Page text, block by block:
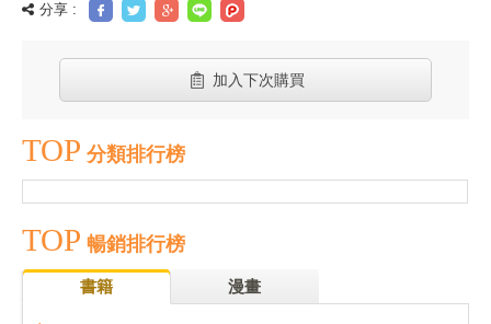
分享 :
加入下次購買
TOP 分類排行榜
TOP 暢銷排行榜
書籍 漫畫